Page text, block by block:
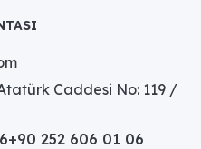
Caddesi No: 119 /
+90 252 606 01 06